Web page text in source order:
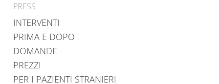
PRESS
INTERVENTI
PRIMA E DOPO
DOMANDE
PREZZI
PER I PAZIENTI STRANIERI